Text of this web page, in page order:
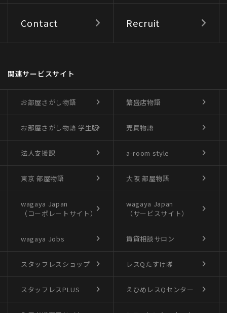
Contact Recruit
関連サービスサイト
お部屋さがし物語 繁盛店物語
お部屋さがし物語 学生版 売買物語
法人支援課 a-room style
東京 部屋物語 大阪 部屋物語
wagaya Japan
（コーポレートサイト）
wagaya Japan
（サービスサイト）
wagaya Jobs 賃貸相談サロン
スタッフレスショップ レスQたすけ隊
スタッフレスPLUS えひめレスQセンター